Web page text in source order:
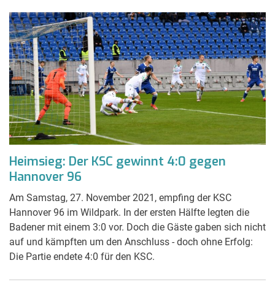
Heimsieg: Der KSC gewinnt 4:0 gegen
Hannover 96
Am Samstag, 27. November 2021, empfing der KSC
Hannover 96 im Wildpark. In der ersten Hälfte legten die
Badener mit einem 3:0 vor. Doch die Gäste gaben sich nicht
auf und kämpften um den Anschluss - doch ohne Erfolg:
Die Partie endete 4:0 für den KSC.